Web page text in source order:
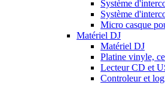
Système
Système
Micro casque
Matériel DJ
Matériel DJ
Platine vinyle,
Lecteur CD et
Controleur et